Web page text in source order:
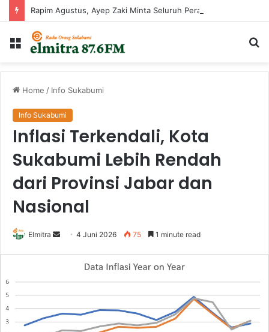
Menu
Home / Info Sukabumi
Info Sukabumi
Inflasi Terkendali, Kota
Sukabumi Lebih Rendah
dari Provinsi Jabar dan
Nasional
Elmitra
Send4 Juni 2026 75 1 minute read